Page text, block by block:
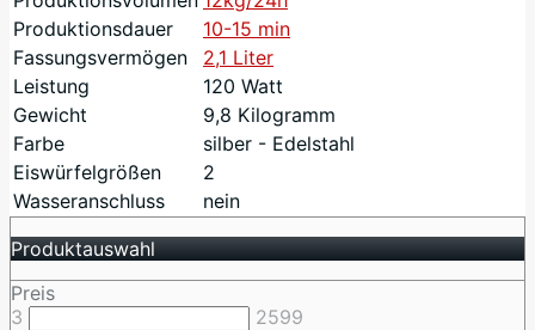
Produktionsdauer
10-15 min
Fassungsvermögen
2,1 Liter
Leistung
120 Watt
Gewicht
9,8 Kilogramm
Farbe
silber - Edelstahl
Eiswürfelgrößen
2
Wasseranschluss
nein
Produktauswahl
Preis
3
2599